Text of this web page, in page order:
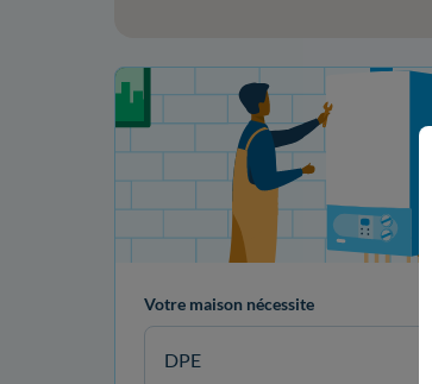
Votre projet de rénovation
Votre maison nécessite
DPE